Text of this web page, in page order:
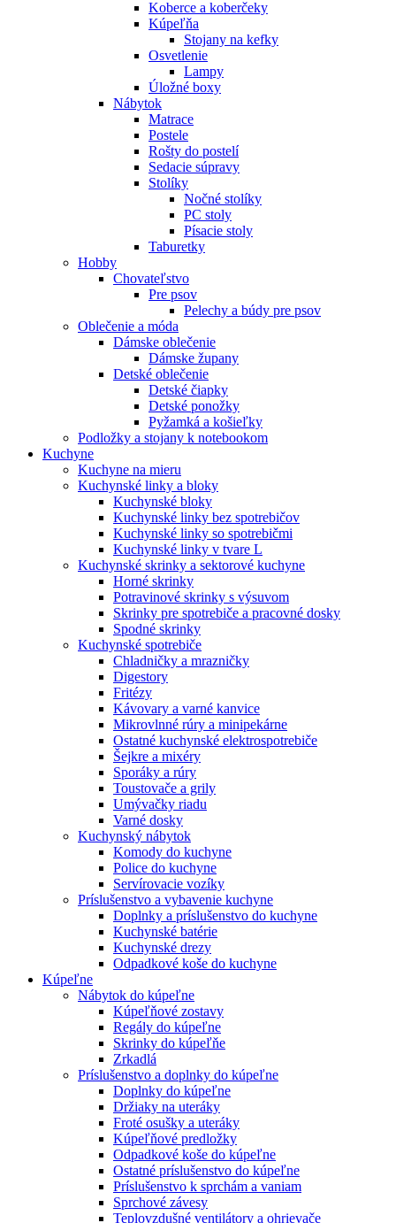
Koberce a koberčeky
Kúpeľňa
Stojany na kefky
Osvetlenie
Lampy
Úložné boxy
Nábytok
Matrace
Postele
Rošty do postelí
Sedacie súpravy
Stolíky
Nočné stolíky
PC stoly
Písacie stoly
Taburetky
Hobby
Chovateľstvo
Pre psov
Pelechy a búdy pre psov
Oblečenie a móda
Dámske oblečenie
Dámske župany
Detské oblečenie
Detské čiapky
Detské ponožky
Pyžamká a košieľky
Podložky a stojany k notebookom
Kuchyne
Kuchyne na mieru
Kuchynské linky a bloky
Kuchynské bloky
Kuchynské linky bez spotrebičov
Kuchynské linky so spotrebičmi
Kuchynské linky v tvare L
Kuchynské skrinky a sektorové kuchyne
Horné skrinky
Potravinové skrinky s výsuvom
Skrinky pre spotrebiče a pracovné dosky
Spodné skrinky
Kuchynské spotrebiče
Chladničky a mrazničky
Digestory
Fritézy
Kávovary a varné kanvice
Mikrovlnné rúry a minipekárne
Ostatné kuchynské elektrospotrebiče
Šejkre a mixéry
Sporáky a rúry
Toustovače a grily
Umývačky riadu
Varné dosky
Kuchynský nábytok
Komody do kuchyne
Police do kuchyne
Servírovacie vozíky
Príslušenstvo a vybavenie kuchyne
Doplnky a príslušenstvo do kuchyne
Kuchynské batérie
Kuchynské drezy
Odpadkové koše do kuchyne
Kúpeľne
Nábytok do kúpeľne
Kúpeľňové zostavy
Regály do kúpeľne
Skrinky do kúpeľňe
Zrkadlá
Príslušenstvo a doplnky do kúpeľne
Doplnky do kúpeľne
Držiaky na uteráky
Froté osušky a uteráky
Kúpeľňové predložky
Odpadkové koše do kúpeľne
Ostatné príslušenstvo do kúpeľne
Príslušenstvo k sprchám a vaniam
Sprchové závesy
Teplovzdušné ventilátory a ohrievače